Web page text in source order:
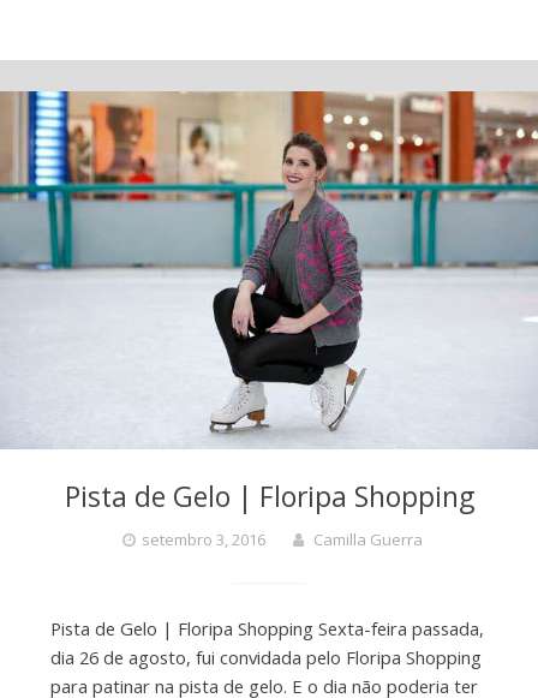
Pista de Gelo | Floripa Shopping
setembro 3, 2016 Camilla Guerra
Pista de Gelo | Floripa Shopping Sexta-feira passada,
dia 26 de agosto, fui convidada pelo Floripa Shopping
para patinar na pista de gelo. E o dia não poderia ter